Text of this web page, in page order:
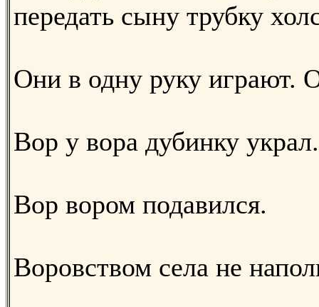
передать сыну трубку
Они в одну руку играют.
Вор у вора дубинку украл.
Вор вором подавился.
Воровством села не